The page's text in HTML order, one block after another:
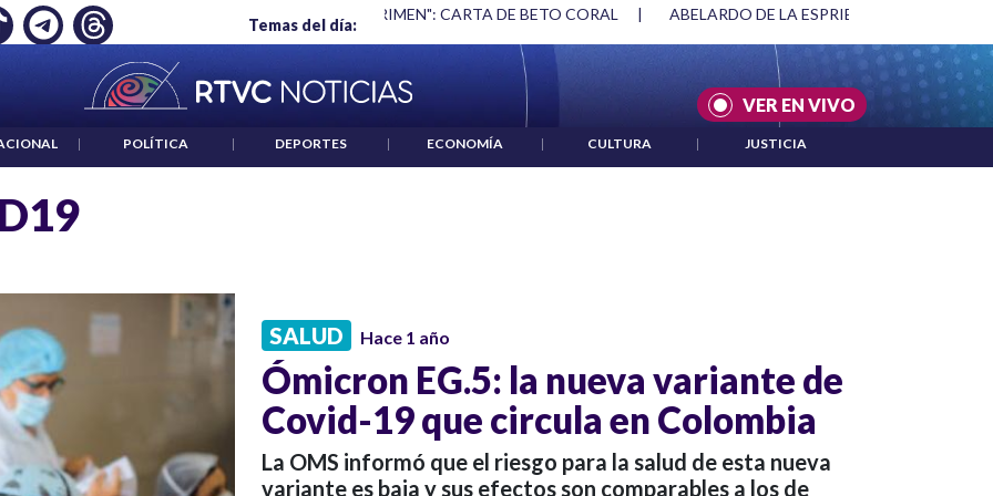
Temas del día:
EMPLEO: JP MORGAN "HABLAR NO ES UN CRIMEN": CARTA DE BETO CORAL | ABELARDO DE LA ESPRIELLA Y DMG
VER EN VIVO
| POLÍTICA | DEPORTES | ECONOMÍA | CULTURA | JUSTICIA
SALUD Hace 1 año
Ómicron EG.5: la nueva variante de
Covid-19 que circula en Colombia
La OMS informó que el riesgo para la salud de esta nueva
variante es baja y sus efectos son comparables a los de